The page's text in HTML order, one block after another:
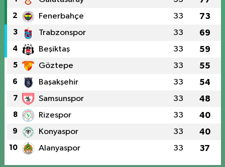
2 Fenerbahçe 33 73
3 Trabzonspor 33 69
4 Beşiktaş 33 59
5 Göztepe 33 55
6 Başakşehir 33 54
7 Samsunspor 33 48
8 Rizespor 33 40
9 Konyaspor 33 40
10 Alanyaspor 33 37